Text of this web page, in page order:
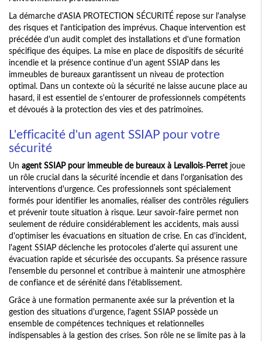
La démarche d'ASIA PROTECTION SÉCURITÉ repose sur l'analyse
des risques et l'anticipation des imprévus. Chaque intervention est
précédée d'un audit complet des installations et d'une formation
spécifique des équipes. La mise en place de dispositifs de sécurité
incendie et la présence continue d'un agent SSIAP dans les
immeubles de bureaux garantissent un niveau de protection
optimal. Dans un contexte où la sécurité ne laisse aucune place au
hasard, il est essentiel de s'entourer de professionnels compétents
et dévoués à la protection des vies et des patrimoines.
L'efficacité d'un agent SSIAP pour votre
sécurité
Un agent SSIAP pour immeuble de bureaux à Levallois-Perretjoue
un rôle crucial dans la sécurité incendie et dans l'organisation des
interventions d'urgence. Ces professionnels sont spécialement
formés pour identifier les anomalies, réaliser des contrôles réguliers
et prévenir toute situation à risque. Leur savoir-faire permet non
seulement de réduire considérablement les accidents, mais aussi
d'optimiser les évacuations en situation de crise. En cas d'incident,
l'agent SSIAP déclenche les protocoles d'alerte qui assurent une
évacuation rapide et sécurisée des occupants. Sa présence rassure
l'ensemble du personnel et contribue à maintenir une atmosphère
de confiance et de sérénité dans l'établissement.
Grâce à une formation permanente axée sur la prévention et la
gestion des situations d'urgence, l'agent SSIAP possède un
ensemble de compétences techniques et relationnelles
indispensables à la gestion des crises. Son rôle ne se limite pas à la